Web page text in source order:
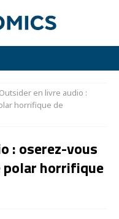
en livre audio :
horrifique de
: oserez-vous
polar horrifique